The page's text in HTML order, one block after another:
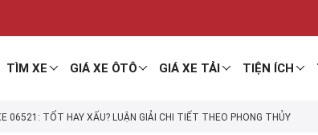
TÌM XE GIÁ XE ÔTÔ GIÁ XE TẢI TIỆN ÍCH
06521: TỐT HAY XẤU? LUẬN GIẢI CHI TIẾT THEO PHONG THỦY